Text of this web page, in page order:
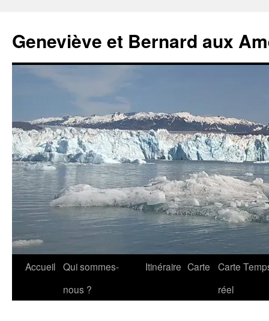
Geneviève et Bernard aux
Aller
Accueil Qui sommes-
nous ?
Itinéraire Carte
Carte
réel